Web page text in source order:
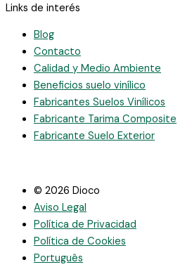
Links de interés
Blog
Contacto
Calidad y Medio Ambiente
Beneficios suelo vinílico
Fabricantes Suelos Vinílicos
Fabricante Tarima Composite
Fabricante Suelo Exterior
© 2026 Dioco
Aviso Legal
Política de Privacidad
Política de Cookies
Português